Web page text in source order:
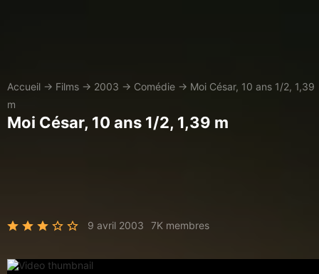
Accueil → Films → 2003 → Comédie → Moi César, 10 ans 1/2, 1,39
m
Moi César, 10 ans 1/2, 1,39 m
9 avril 2003 7K membres